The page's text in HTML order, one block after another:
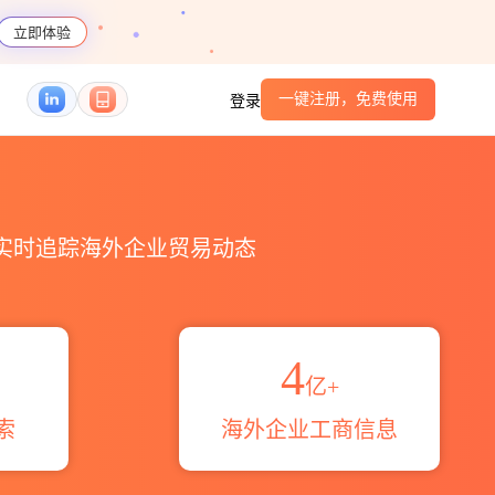
立即体验
登录 一键注册，免费使用
时追踪海外企业贸易动态
4亿+
海外企业工商信息